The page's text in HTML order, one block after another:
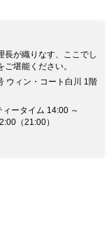
長が織りなす、ここでし
堪能ください。
ウィン・コート白川 1階
ータイム 14:00 ～
（21:00）